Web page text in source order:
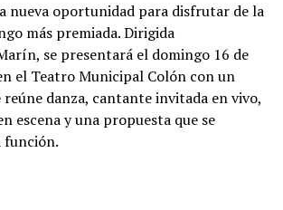
nueva oportunidad para disfrutar de la
más premiada. Dirigida
se presentará el domingo 16 de
el Teatro Municipal Colón con un
reúne danza, cantante invitada en vivo,
escena y una propuesta que se
función.